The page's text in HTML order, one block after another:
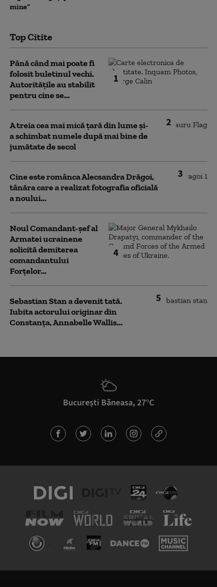
mine”
Top Citite
1
Până când mai poate fi
folosit buletinul vechi.
Autoritățile au stabilit
pentru cine se...
2
A treia cea mai mică țară din lume și-
a schimbat numele după mai bine de
jumătate de secol
3
Cine este românca Alecsandra Drăgoi,
tânăra care a realizat fotografia oficială
a noului...
4
Noul Comandant-șef al
Armatei ucrainene
solicită demiterea
comandantului
Forțelor...
5
Sebastian Stan a devenit tată.
Iubita actorului originar din
Constanța, Annabelle Wallis...
București Băneasa, 27°C